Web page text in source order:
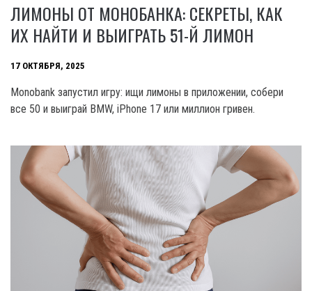
ЛИМОНЫ ОТ МОНОБАНКА: СЕКРЕТЫ, КАК
ИХ НАЙТИ И ВЫИГРАТЬ 51-Й ЛИМОН
17 ОКТЯБРЯ, 2025
Monobank запустил игру: ищи лимоны в приложении, собери
все 50 и выиграй BMW, iPhone 17 или миллион гривен.